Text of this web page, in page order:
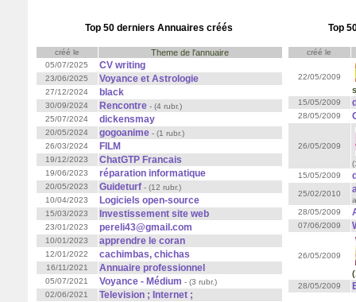
Top 50 derniers Annuaires créés
créé le Theme de l'annuaire
05/07/2025 CV writing
23/06/2025 Voyance et Astrologie
27/12/2024 black
30/09/2024 Rencontre - (4 rubr.)
25/07/2024
dickensmay
20/05/2024 gogoanime - (1 rubr.)
26/03/2024
FILM
19/12/2023 ChatGTP Francais
19/06/2023 réparation informatique
20/05/2023 Guideturf - (12 rubr.)
10/04/2023
Logiciels open-source
15/03/2023 Investissement site web
23/01/2023 pereli43@gmail.com
10/01/2023 apprendre le coran
12/01/2022 cachimbas, chichas
16/11/2021 Annuaire professionnel
05/07/2021 Voyance - Médium - (3 rubr.)
02/06/2021
Television ; Internet ;
Top
créé le
22/05/2009
15/05/2009
28/05/2009
26/05/2009
15/05/2009
25/02/2010
28/05/2009
07/06/2009
26/05/2009
28/05/2009